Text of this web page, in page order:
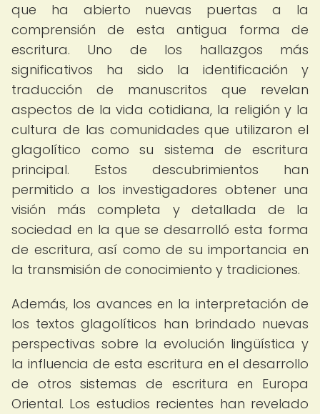
que ha abierto nuevas puertas a la
comprensión de esta antigua forma de
escritura. Uno de los hallazgos más
significativos ha sido la identificación y
traducción de manuscritos que revelan
aspectos de la vida cotidiana, la religión y la
cultura de las comunidades que utilizaron el
glagolítico como su sistema de escritura
principal. Estos descubrimientos han
permitido a los investigadores obtener una
visión más completa y detallada de la
sociedad en la que se desarrolló esta forma
de escritura, así como de su importancia en
la transmisión de conocimiento y tradiciones.
Además, los avances en la interpretación de
los textos glagolíticos han brindado nuevas
perspectivas sobre la evolución lingüística y
la influencia de esta escritura en el desarrollo
de otros sistemas de escritura en Europa
Oriental. Los estudios recientes han revelado